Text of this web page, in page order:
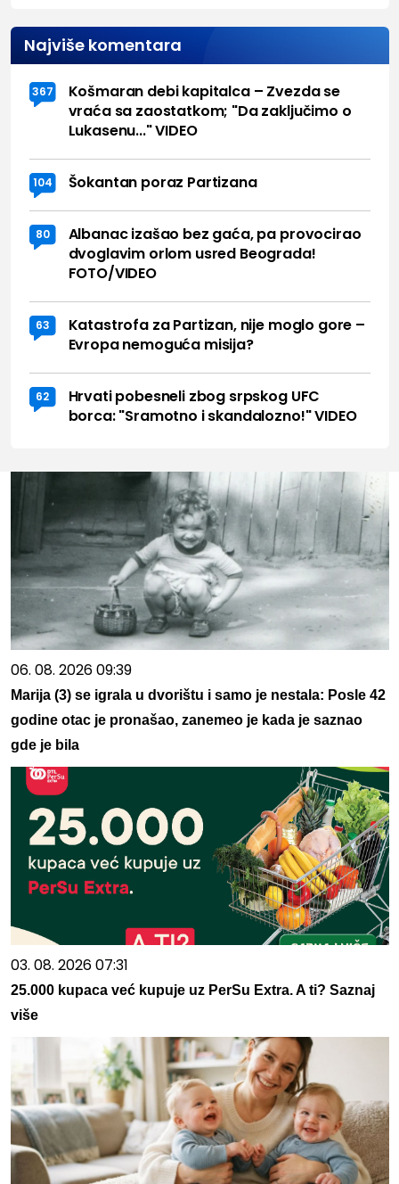
Najviše komentara
367
Košmaran debi kapitalca – Zvezda se
vraća sa zaostatkom; "Da zaključimo o
Lukasenu..." VIDEO
104 Šokantan poraz Partizana
80
Albanac izašao bez gaća, pa provocirao
dvoglavim orlom usred Beograda!
FOTO/VIDEO
63
Katastrofa za Partizan, nije moglo gore –
Evropa nemoguća misija?
62
Hrvati pobesneli zbog srpskog UFC
borca: "Sramotno i skandalozno!" VIDEO
06. 08. 2026 09:39
Marija (3) se igrala u dvorištu i samo je nestala: Posle 42
godine otac je pronašao, zanemeo je kada je saznao
gde je bila
03. 08. 2026 07:31
25.000 kupaca već kupuje uz PerSu Extra. A ti? Saznaj
više